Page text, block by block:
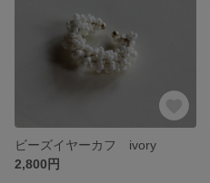
ビーズイヤーカフ ivory
2,800円